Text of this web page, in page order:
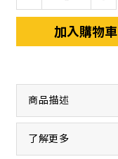
加入購物車
商品描述
了解更多